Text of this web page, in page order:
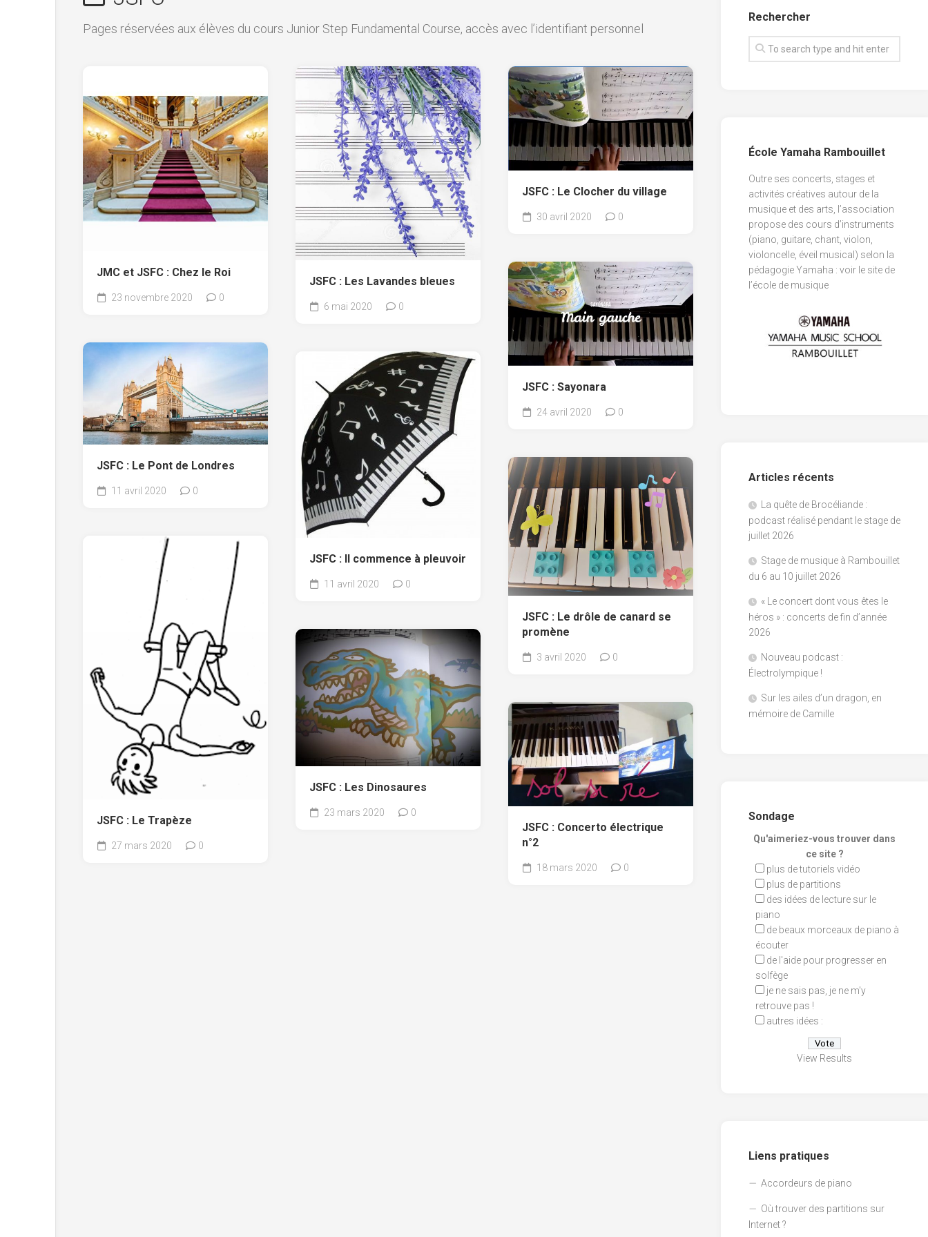
culture
musicale
technique
pianistique
défi
transposition
défi
composition
Pianoforte
Pianoforte
3
Pianoforte
4
Pages réservées aux élèves du cours Junior Step Fundamental Course, accès avec l’identifiant personnel
JMC et JSFC : Chez le Roi
23 novembre 2020 0
JSFC : Les Lavandes bleues
6 mai 2020 0
JSFC : Le Clocher du village
30 avril 2020 0
JSFC : Sayonara
24 avril 2020 0
JSFC : Le Pont de Londres
11 avril 2020 0
JSFC : Il commence à pleuvoir
11 avril 2020 0
JSFC : Le drôle de canard se
promène
3 avril 2020 0
JSFC : Le Trapèze
27 mars 2020 0
JSFC : Les Dinosaures
23 mars 2020 0
JSFC : Concerto électrique
n°2
18 mars 2020 0
Rechercher
École Yamaha Rambouillet
Outre ses concerts, stages et
activités créatives autour de la
musique et des arts, l’association
propose des cours d’instruments
(piano, guitare, chant, violon,
violoncelle, éveil musical) selon la
pédagogie Yamaha : voir le site de
l’école de musique
Articles récents
La quête de Brocéliande :
podcast réalisé pendant le stage de
juillet 2026
Stage de musique à Rambouillet
du 6 au 10 juillet 2026
« Le concert dont vous êtes le
héros » : concerts de fin d’année
2026
Nouveau podcast :
Électrolympique !
Sur les ailes d’un dragon, en
mémoire de Camille
Sondage
Qu'aimeriez-vous trouver dans
ce site ?
plus de tutoriels vidéo
plus de partitions
des idées de lecture sur le
piano
de beaux morceaux de piano à
écouter
de l'aide pour progresser en
solfège
je ne sais pas, je ne m'y
retrouve pas !
autres idées :
View Results
Liens pratiques
Accordeurs de piano
Où trouver des partitions sur
Internet ?